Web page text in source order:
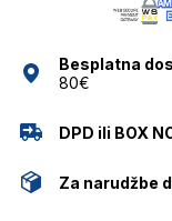
Besplatna
80€
DPD ili BOX
Za narudžbe